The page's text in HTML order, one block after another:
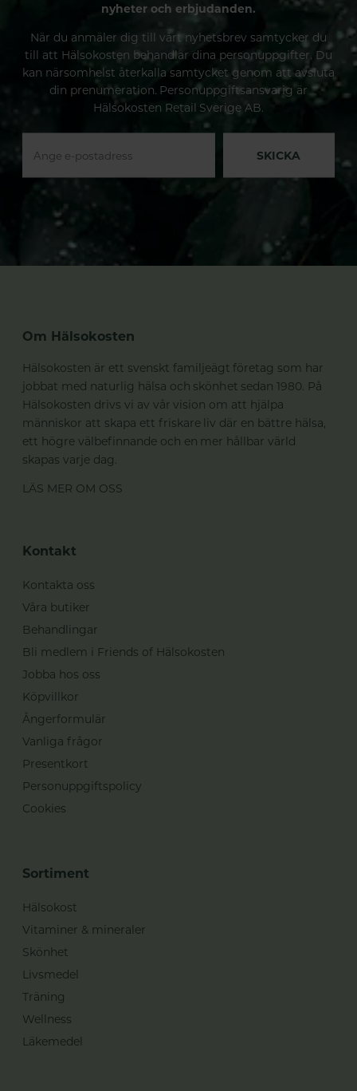
nyheter och erbjudanden.
När du anmäler dig till vårt nyhetsbrev samtycker du
till att Hälsokosten behandlar dina personuppgifter. Du
kan närsomhelst återkalla samtycket genom att avsluta
din prenumeration. Personuppgiftsansvarig är
Hälsokosten Retail Sverige AB.
SKICKA
Om Hälsokosten
Hälsokosten är ett svenskt familjeägt företag som har
jobbat med naturlig hälsa och skönhet sedan 1980. På
Hälsokosten drivs vi av vår vision om att hjälpa
människor att skapa ett friskare liv där en bättre hälsa,
ett högre välbefinnande och en mer hållbar värld
skapas varje dag.
LÄS MER OM OSS
Kontakt
Kontakta oss
Våra butiker
Behandlingar
Bli medlem i Friends of Hälsokosten
Jobba hos oss
Köpvillkor
Ångerformulär
Vanliga frågor
Presentkort
Personuppgiftspolicy
Cookies
Sortiment
Hälsokost
Vitaminer & mineraler
Skönhet
Livsmedel
Träning
Wellness
Läkemedel